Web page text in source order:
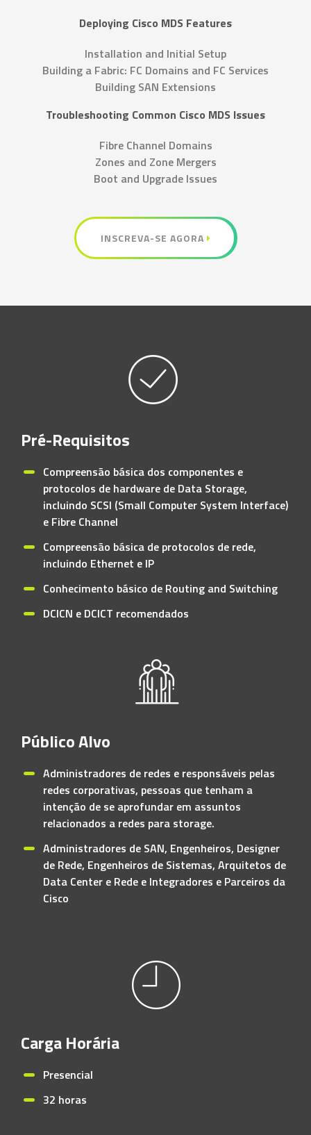
Deploying Cisco MDS Features
Installation and Initial Setup
Building a Fabric: FC Domains and FC Services
Building SAN Extensions
Troubleshooting Common Cisco MDS Issues
Fibre Channel Domains
Zones and Zone Mergers
Boot and Upgrade Issues
INSCREVA-SE AGORA
Pré-Requisitos
Compreensão básica dos componentes e
protocolos de hardware de Data Storage,
incluindo SCSI (Small Computer System Interface)
e Fibre Channel
Compreensão básica de protocolos de rede,
incluindo Ethernet e IP
Conhecimento básico de Routing and Switching
DCICN e DCICT recomendados
Público Alvo
Administradores de redes e responsáveis pelas
redes corporativas, pessoas que tenham a
intenção de se aprofundar em assuntos
relacionados a redes para storage.
Administradores de SAN, Engenheiros, Designer
de Rede, Engenheiros de Sistemas, Arquitetos de
Data Center e Rede e Integradores e Parceiros da
Cisco
Carga Horária
Presencial
32 horas